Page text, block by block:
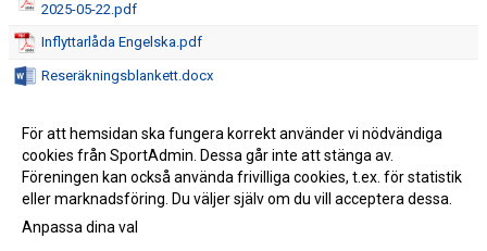
2025-05-22.pdf
Inflyttarlåda Engelska.pdf
Reseräkningsblankett.docx
Utläggsblankett AIKFriidrott
2025 (1).docx
För att hemsidan ska fungera korrekt använder vi nödvändiga
cookies från SportAdmin. Dessa går inte att stänga av.
Föreningen kan också använda frivilliga cookies, t.ex. för statistik
eller marknadsföring. Du väljer själv om du vill acceptera dessa.
Anpassa dina val